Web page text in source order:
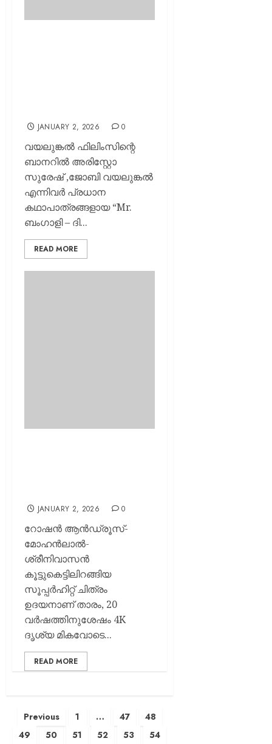
JANUARY 2, 2026 0
വയലുങ്കൽ ഫിലിംസിന്റെ
ബാനറിൽ അരിസ്റ്റോ
സുരേഷ് ,ജോബി വയലുങ്കൽ
എന്നിവർ പ്രധാന
കഥാപാത്രങ്ങളായ “Mr.
ബംഗാളി – ദി...
READ MORE
JANUARY 2, 2026 0
റോഷൻ ആൻഡ്രൂസ്-
മോഹൻലാൽ-
ശ്രീനിവാസൻ
കൂട്ടുകെട്ടിലിറങ്ങിയ
സൂപ്പർഹിറ്റ് ചിത്രം
ഉദയനാണ് താരം, 20
വര്‍ഷത്തിനുശേഷം 4K
ദൃശ്യ മികവോടെ...
READ MORE
Previous 1 … 47
48
49
50 51 52 53 54